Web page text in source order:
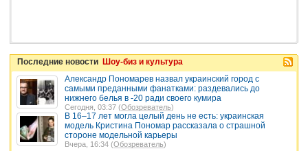
Последние новости Шоу-биз и культура
Александр Пономарев назвал украинский город с
самыми преданными фанатками: раздевались до
нижнего белья в -20 ради своего кумира
Сегодня, 03:37 (Обозреватель)
В 16–17 лет могла целый день не есть: украинская
модель Кристина Пономар рассказала о страшной
стороне модельной карьеры
Вчера, 16:34 (Обозреватель)